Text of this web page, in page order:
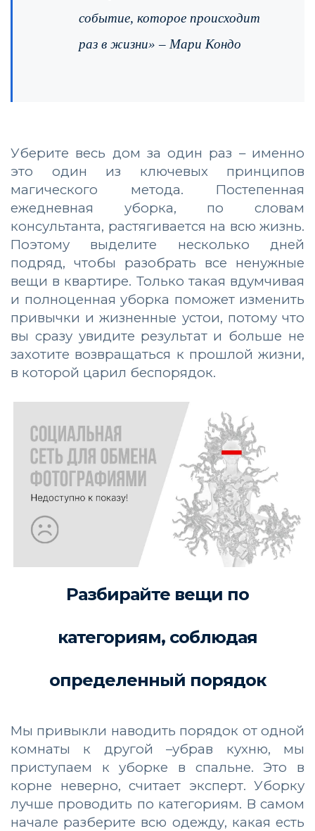
событие, которое происходит
раз в жизни» – Мари Кондо
Уберите весь дом за один раз – именно
это один из ключевых принципов
магического метода. Постепенная
ежедневная уборка, по словам
консультанта, растягивается на всю жизнь.
Поэтому выделите несколько дней
подряд, чтобы разобрать все ненужные
вещи в квартире. Только такая вдумчивая
и полноценная уборка поможет изменить
привычки и жизненные устои, потому что
вы сразу увидите результат и больше не
захотите возвращаться к прошлой жизни,
в которой царил беспорядок.
Разбирайте вещи по
категориям, соблюдая
определенный порядок
Мы привыкли наводить порядок от одной
комнаты к другой –убрав кухню, мы
приступаем к уборке в спальне. Это в
корне неверно, считает эксперт. Уборку
лучше проводить по категориям. В самом
начале разберите всю одежду, какая есть